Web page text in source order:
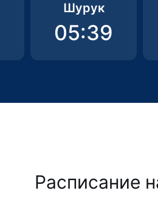
Шурук
05:39
Расписание